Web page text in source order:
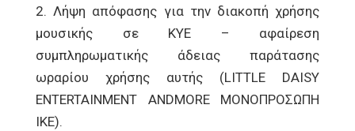
2. Λήψη απόφασης για την διακοπή χρήσης
μουσικής σε ΚΥΕ – αφαίρεση
συμπληρωματικής άδειας παράτασης
ωραρίου χρήσης αυτής (LITTLE DAISY
ENTERTAINMENT ANDMORE ΜΟΝΟΠΡΟΣΩΠΗ
ΙΚΕ).